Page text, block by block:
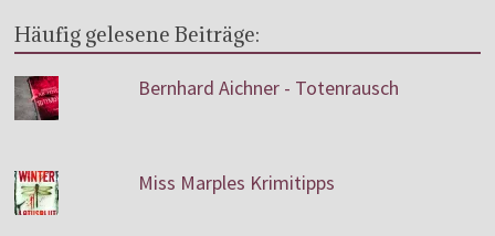
Häufig gelesene Beiträge:
Bernhard Aichner - Totenrausch
Miss Marples Krimitipps